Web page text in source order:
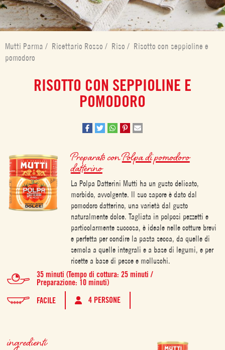
Mutti Parma / Ricettario Rosso / Riso / Risotto con seppioline e
pomodoro
RISOTTO CON SEPPIOLINE E
POMODORO
Preparato conPolpa di pomodoro
datterino
La Polpa Datterini Mutti ha un gusto delicato,
morbido, avvolgente. Il suo sapore è dato dal
pomodoro datterino, una varietà dal gusto
naturalmente dolce. Tagliata in polposi pezzetti e
particolarmente succosa, è ideale nelle cotture brevi
e perfetta per condire la pasta secca, da quelle di
semola a quelle integrali e a base di legumi, e per
ricette a base di pesce e molluschi.
35 minuti (Tempo di cottura: 25 minuti /
Preparazione: 10 minuti)
FACILE
4 PERSONE
ingredienti